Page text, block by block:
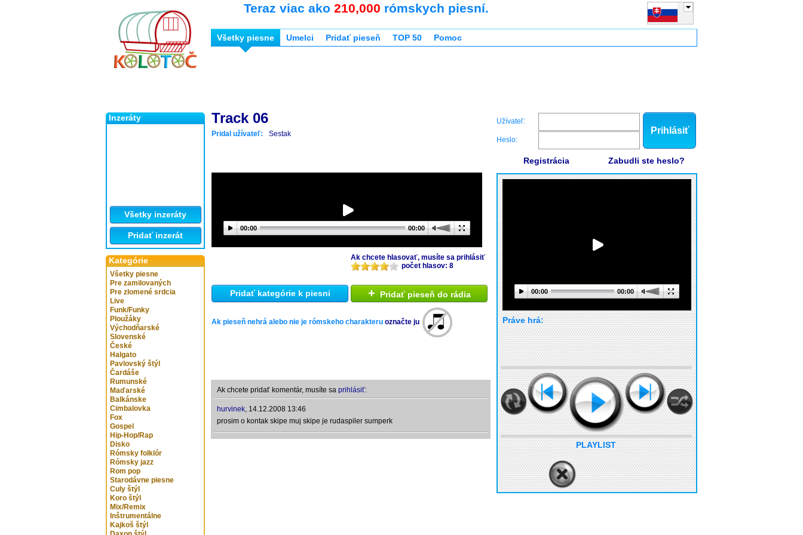
Inzeráty
Všetky inzeráty
Pridať inzerát
Kategórie
Všetky piesne
Pre zamilovaných
Pre zlomené srdcia
Live
Funk/Funky
Ploužáky
Východňarské
Slovenské
České
Halgato
Pavlovský štýl
Čardáše
Rumunské
Maďarské
Balkánske
Cimbalovka
Fox
Gospel
Hip-Hop/Rap
Disko
Rómsky folklór
Rómsky jazz
Rom pop
Starodávne piesne
Culy štýl
Koro štýl
Mix/Remix
Inštrumentálne
Kajkoš štýl
Teraz viac ako 210,000 rómskych piesní.
Všetky piesne Umelci Pridať pieseň TOP 50 Pomoc
Track 06
Pridal užívateľ: Sestak
00:00 00:00
Ak chcete hlasovať, musíte sa prihlásiť
počet hlasov: 8
Pridať kategórie k piesni + Pridať pieseň do rádia
Ak pieseň nehrá alebo nie je rómskeho charakteru označte ju
Ak chcete pridať komentár, musíte sa prihlásiť:
hurvinek, 14.12.2008 13:46
prosim o kontak skipe muj skipe je rudaspiler sumperk
Užívateľ:
Heslo:
Prihlásiť
Registrácia Zabudli ste heslo?
00:00 00:00
Práve hrá:
PLAYLIST